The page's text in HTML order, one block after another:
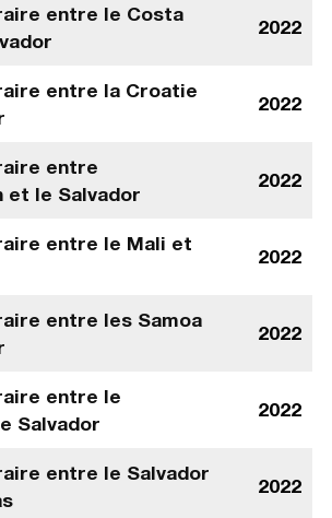
entre le Costa
2022
entre la Croatie
2022
entre
et le Salvador
2022
entre le Mali et
2022
entre les Samoa
2022
entre le
Salvador
2022
entre le Salvador
2022